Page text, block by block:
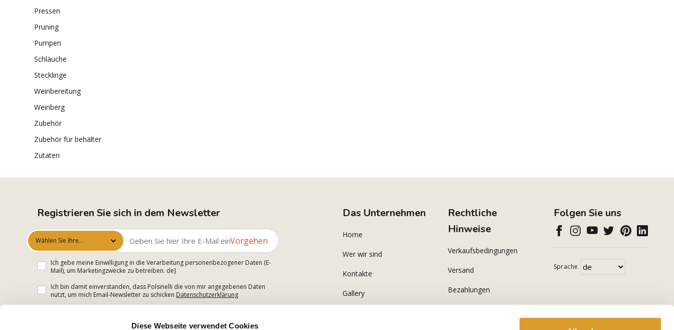
Diese Webseite verwendet Cookies
pressen
pruning
pumpen
schläuche
stecklinge
weinbereitung
weinberg
zubehör
zubehör für behälter
zutaten
Registrieren Sie sich in dem Newsletter
Wählen Sie Ihre
Interessen aus
Vorgehen
Ich gebe meine Einwilligung in die Verarbeitung personenbezogener Daten (E-
Mail), um Marketingzwecke zu betreiben. de]
Ich bin damit einverstanden, dass Polsinelli die von mir angegebenen Daten
nutzt, um mich Email-Newsletter zu schicken Datenschutzerklärung
Das Unternehmen
Home
Wer wir sind
Kontakte
Gallery
Rechtliche
Hinweise
Verkaufsbedingungen
Versand
Bezahlungen
Folgen Sie uns
Sprache